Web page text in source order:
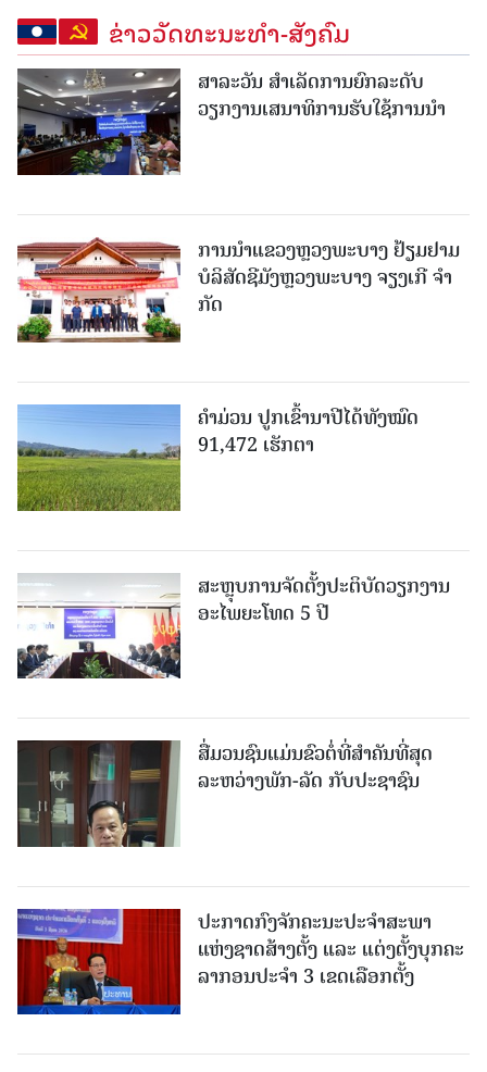
ຂ່າວວັດທະນະທຳ-ສັງຄົມ
ສາລະວັນ ສໍາເລັດການຍົກລະດັບ
ວຽກງານເສນາທິການຮັບໃຊ້ການນໍາ
ການນຳແຂວງຫຼວງພະບາງ ຢ້ຽມ​ຢາມ
ບໍ​ລິ​ສັດຊີມັງຫຼວງພະບາງ ຈຽງເກີ ຈໍາ
ກັດ
ຄໍາມ່ວນ ປູກເຂົ້ານາປີໄດ້ທັງໝົດ
91,472 ເຮັກຕາ
ສະຫຼຸບການຈັດຕັ້ງປະຕິບັດວຽກງານ
ອະໄພຍະໂທດ 5 ປີ
ສື່ມວນຊົນແມ່ນຂົວຕໍ່ທີ່ສໍາຄັນທີ່ສຸດ
ລະຫວ່າງພັກ-ລັດ ກັບປະຊາຊົນ
ປະກາດກົງຈັກຄະນະປະຈໍາສະພາ
ແຫ່ງຊາດສ້າງຕັ້ງ ແລະ ແຕ່ງຕັ້ງບຸກຄະ
ລາກອນປະຈໍາ 3 ເຂດເລືອກຕັ້ງ